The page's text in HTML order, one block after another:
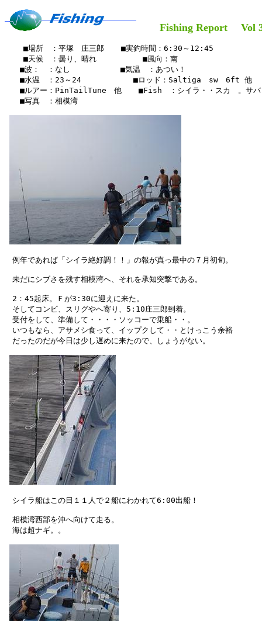
Fishing Report Vol
    ■場所　：平塚　庄三郎　  ■実釣時間：6:30～12:45
    ■天候　：曇り、晴れ 　    　　■風向：南
■波：　：なし　　　　　 　■気温　：あつい！
■水温　：23～24　　　　   　■ロッド：Saltiga　sw　6ft 他
■ルアー：PinTailTune　他　  ■Fish　：シイラ・・スカ　。サバ
■写真　：相模湾
例年であれば「シイラ絶好調！！」の報が真っ最中の７月初旬。
未だにシブさを残す相模湾へ、それを承知突撃である。
2：45起床。Ｆが3:30に迎えに来た。
そしてコンビ、スリグやへ寄り、5:10庄三郎到着。
受付をして、準備して・・・・ソッコーで乗船・・。
いつもなら、アサメシ食って、イップクして・・とけっこう余裕
だったのだが今日は少し遅めに来たので、しょうがない。
シイラ船はこの日１１人で２船にわかれて6:00出船！
相模湾西部を沖へ向けて走る。
海は超ナギ。。